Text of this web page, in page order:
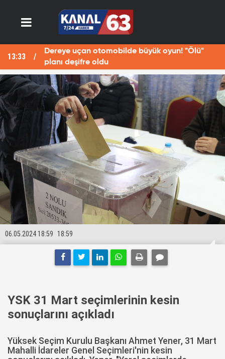
oyun! "Ölü"
13:29
Fotoğraf çekerken Fırat
18:59
06.05.2024 18:59
YSK 31 Mart seçimlerinin kesin
sonuçlarını açıkladı
Yüksek Seçim Kurulu Başkanı Ahmet Yener, 31 Mart
Mahalli İdareler Genel Seçimleri'nin kesin